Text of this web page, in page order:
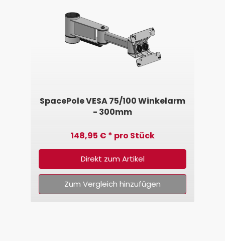
SpacePole VESA 75/100 Winkelarm
- 300mm
148,95 € * pro Stück
Direkt zum Artikel
Zum Vergleich hinzufügen